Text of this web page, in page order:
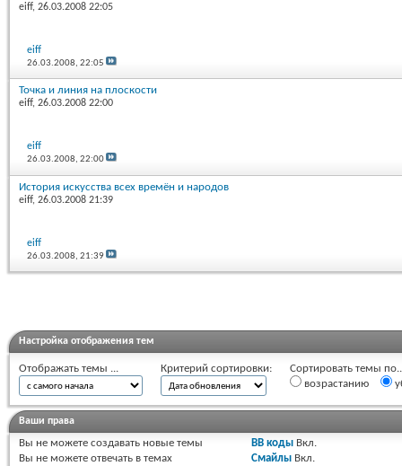
eiff, 26.03.2008 22:05
eiff
26.03.2008,22:05
Точка и линия на плоскости
eiff, 26.03.2008 22:00
eiff
26.03.2008,22:00
История искусства всех времён и народов
eiff, 26.03.2008 21:39
eiff
26.03.2008,21:39
Настройка отображения тем
Отображать темы ... Критерий сортировки:
Сортировать темы
возрастанию
Ваши права
Вы не можете создавать новые темы
Вы не можете отвечать в темах
BB коды Вкл.
Смайлы Вкл.